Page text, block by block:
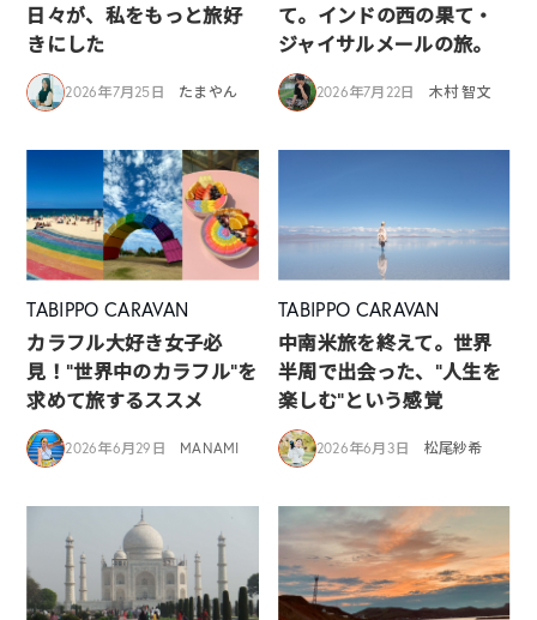
日々が、私をもっと旅好
きにした
2026年7月25日 たまやん
て。インドの西の果て・
ジャイサルメールの旅。
2026年7月22日 木村 智文
TABIPPO CARAVAN
カラフル大好き女子必
見！”世界中のカラフル”を
求めて旅するススメ
2026年6月29日 MANAMI
TABIPPO CARAVAN
中南米旅を終えて。世界
半周で出会った、“人生を
楽しむ”という感覚
2026年6月3日 松尾紗希